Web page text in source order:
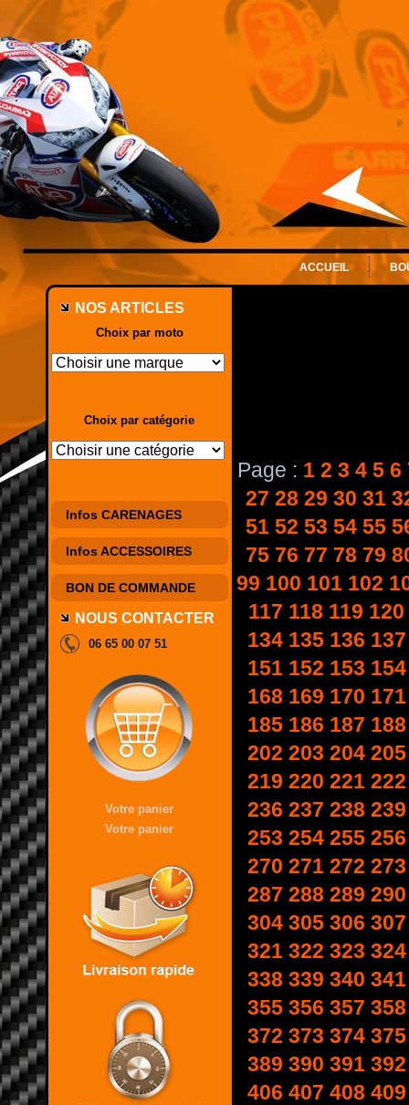
ACCUEIL
NOS ARTICLES
Choix par moto
Choix par catégorie
Infos CARENAGES
Infos ACCESSOIRES
BON DE COMMANDE
NOUS CONTACTER
06 65 00 07 51
Votre panier
Votre panier
Page : 1 2 3 4 5 6
27 28 29 30 31
51 52 53 54 55
75 76 77 78 79
99 100 101 102
117 118 119 120
134 135 136 137
151 152 153 154
168 169 170 171
185 186 187 188
202 203 204 205
219 220 221 222
236 237 238 239
253 254 255 256
270 271 272 273
287 288 289 290
304 305 306 307
321 322 323 324
338 339 340 341
355 356 357 358
372 373 374 375
389 390 391 392
406 407 408 409